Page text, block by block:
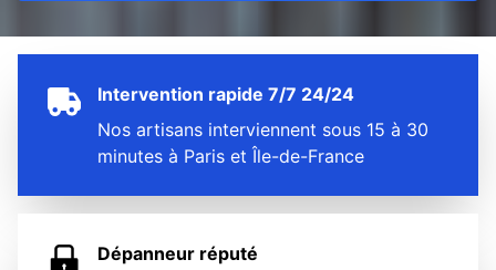
Intervention rapide 7/7 24/24
Nos artisans interviennent sous 15 à 30
minutes à Paris et Île-de-France
Dépanneur réputé